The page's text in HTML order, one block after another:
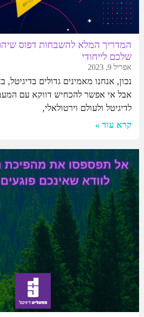
המדריך המלא להשבחות דפוס
שלכם לייחודי
אפריל 9, 2023
נכון, אנחנו מאמינים גדולים בדיגיטל,
אבל אי אפשר להכחיש דווקא עם
לדיגיטל ולעולם וירטולאלי,
קרא עוד »